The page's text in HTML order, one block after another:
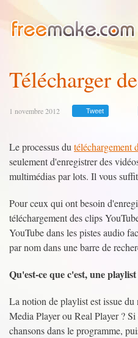
Télécharger
1 novembre 2012 Tweet
Le processus du téléchargement
seulement d'enregistrer des
multimédias par lots. Il vous
Pour ceux qui ont besoin
téléchargement des clips
YouTube dans les pistes audio
par nom dans une barre de
Qu'est-ce que c'est, une
La notion de playlist est issue
Media Player ou Real Player ?
chansons dans le programme,